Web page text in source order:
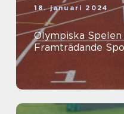
18. januari 2024
Olympiska Spelen
Framträdande